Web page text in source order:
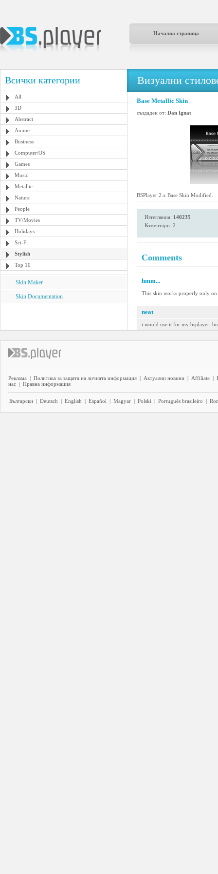
Начална страница
Всички категории
All
3D
Abstract
Anime
Business
Computer/OS
Games
Music
Metallic
Nature
People
TV/Movies
Holidays
Sci-Fi
Stylish
Top 10
Skin Maker
Skin Documentation
Визуални
Base Metallic Skin
създаден от: Dan Ignat
BSPlayer 2.x Base Skin Modified.
Изтегляния: 140235
Коментари: 2
Comments
hmm...
This skin works properly only
neat
i would use it for my bsplayer,
Реклама | Политика за защита на личната информация | Актуални новини | Affiliate |
нас | Правна информация
Български | Deutsch | English | Español | Magyar | Polski | Português brasileiro |